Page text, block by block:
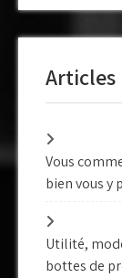
Articles
Vous
bien vous y
Utilité,
bottes de